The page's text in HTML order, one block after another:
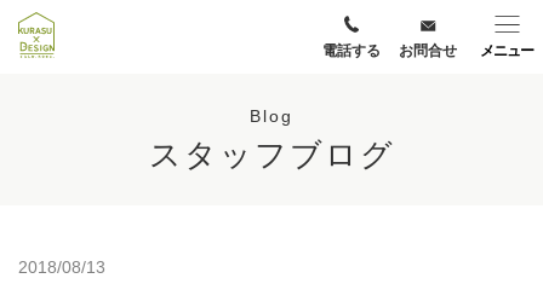
メニュー
電話する お問合せ
Blog
スタッフブログ
2018/08/13